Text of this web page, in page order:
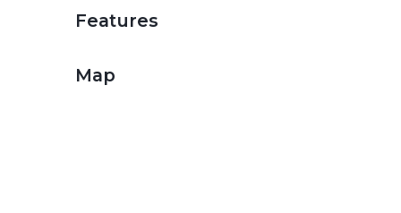
Features
Map